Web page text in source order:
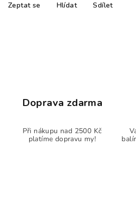
Zeptat se Hlídat Sdílet
Doprava zdarma
Při nákupu nad 2500 Kč
platíme dopravu my!